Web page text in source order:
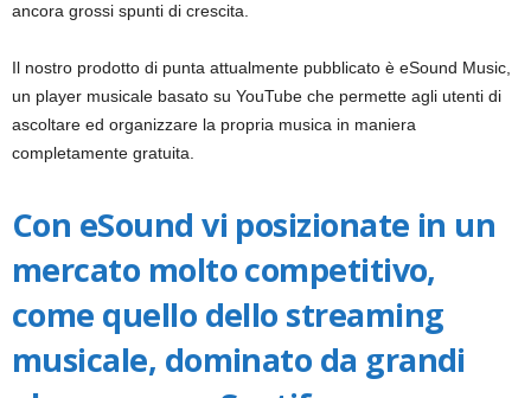
ancora grossi spunti di crescita.
Il nostro prodotto di punta attualmente pubblicato è eSound Music,
un player musicale basato su YouTube che permette agli utenti di
ascoltare ed organizzare la propria musica in maniera
completamente gratuita.
Con eSound vi posizionate in un
mercato molto competitivo,
come quello dello streaming
musicale, dominato da grandi